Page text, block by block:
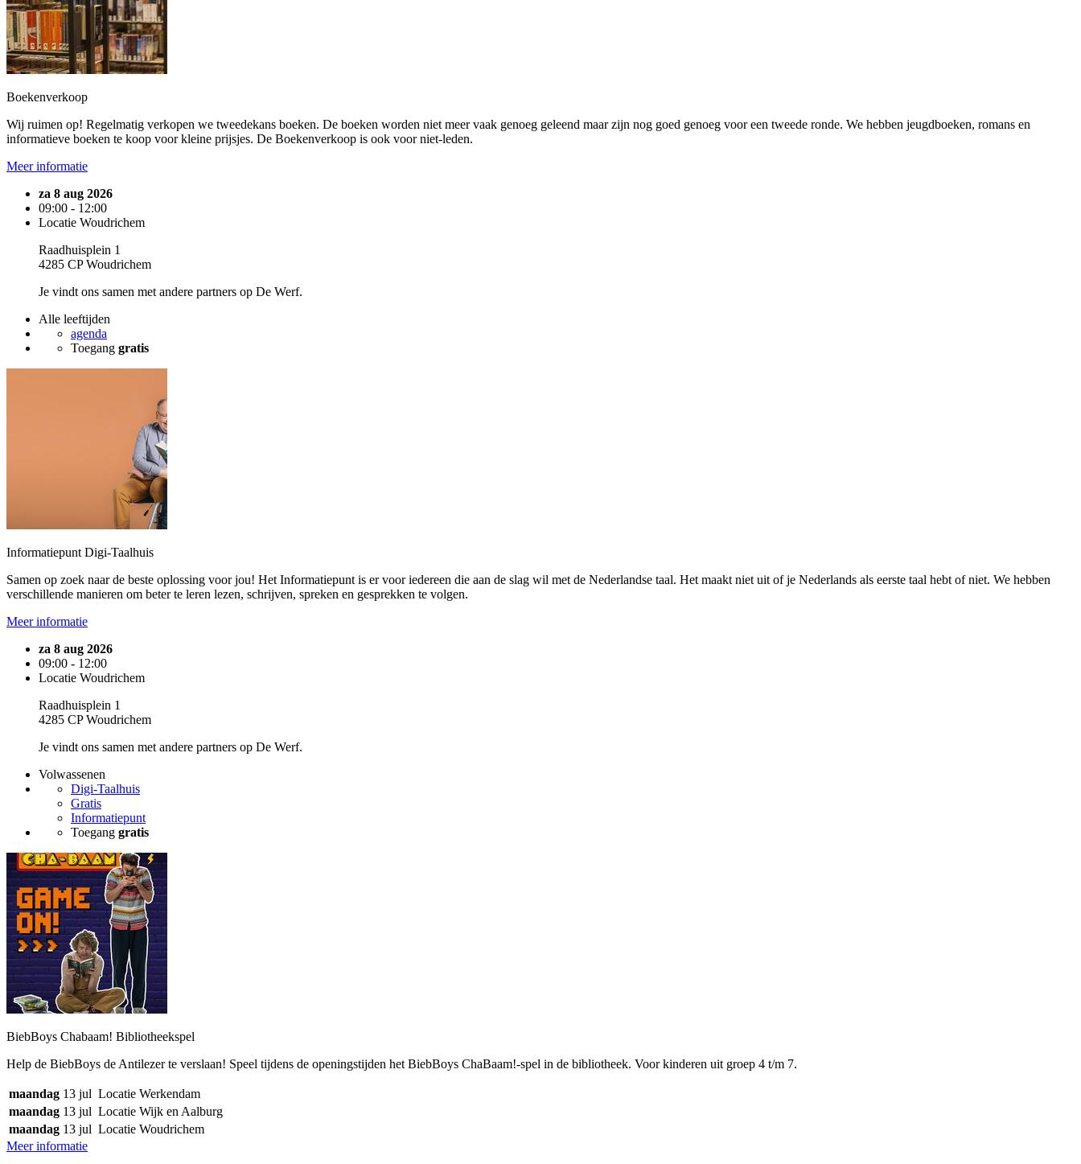
Boekenverkoop
Wij ruimen op! Regelmatig verkopen we tweedekans boeken. De boeken worden niet meer vaak genoeg geleend maar zijn nog goed genoeg voor een tweede ronde. We hebben jeugdboeken, romans en
informatieve boeken te koop voor kleine prijsjes. De Boekenverkoop is ook voor niet-leden.
Meer informatie
za 8 aug 2026
09:00 - 12:00
Locatie Woudrichem
Raadhuisplein 1
4285 CP Woudrichem
Je vindt ons samen met andere partners op De Werf.
Alle leeftijden
agenda
Toegang gratis
Informatiepunt Digi-Taalhuis
Samen op zoek naar de beste oplossing voor jou! Het Informatiepunt is er voor iedereen die aan de slag wil met de Nederlandse taal. Het maakt niet uit of je Nederlands als eerste taal hebt of niet. We hebben
verschillende manieren om beter te leren lezen, schrijven, spreken en gesprekken te volgen.
Meer informatie
za 8 aug 2026
09:00 - 12:00
Locatie Woudrichem
Raadhuisplein 1
4285 CP Woudrichem
Je vindt ons samen met andere partners op De Werf.
Volwassenen
Digi-Taalhuis
Gratis
Informatiepunt
Toegang gratis
BiebBoys Chabaam! Bibliotheekspel
Help de BiebBoys de Antilezer te verslaan! Speel tijdens de openingstijden het BiebBoys ChaBaam!-spel in de bibliotheek. Voor kinderen uit groep 4 t/m 7.
maandag 13 jul Locatie Werkendam
maandag 13 jul Locatie Wijk en Aalburg
maandag 13 jul Locatie Woudrichem
Meer informatie